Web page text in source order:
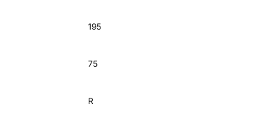
195
75
R